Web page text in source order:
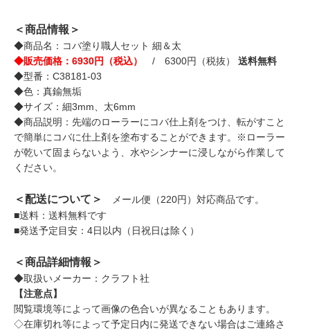
＜商品情報＞
◆商品名：コバ塗り職人セット 細＆太
◆販売価格：6930円（税込）
/ 6300円（税抜） 送料無料
◆型番：C38181-03
◆色：真鍮無垢
◆サイズ：細3mm、太6mm
◆商品説明：先端のローラーにコバ仕上剤をつけ、転がすこと
で簡単にコバに仕上剤を塗布することができます。※ローラー
が乾いて固まらないよう、水やシンナーに浸しながら作業して
ください。
＜配送について＞
メール便（220円）対応商品です。
■送料：送料無料です
■発送予定目安：4日以内（日祝日は除く）
＜商品詳細情報＞
◆取扱いメーカー：クラフト社
【注意点】
閲覧環境等によって画像の色合いが異なることもあります。
◇在庫切れ等によって予定日内に発送できない場合はご連絡さ